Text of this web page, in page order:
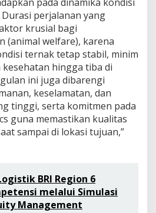
perjalanan yang
krusial bagi
(animal welfare), karena
ternak tetap stabil, minim
hingga tiba di
ini juga dibarengi
keselamatan, dan
tinggi, serta komitmen pada
guna memastikan kualitas
sampai di lokasi tujuan,”
BRI Region 6
melalui Simulasi
Management